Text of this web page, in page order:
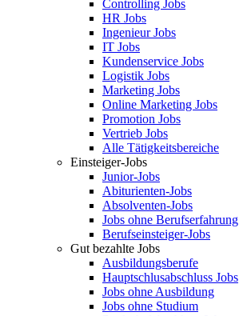
Controlling Jobs
HR Jobs
Ingenieur Jobs
IT Jobs
Kundenservice Jobs
Logistik Jobs
Marketing Jobs
Online Marketing Jobs
Promotion Jobs
Vertrieb Jobs
Alle Tätigkeitsbereiche
Einsteiger-Jobs
Junior-Jobs
Abiturienten-Jobs
Absolventen-Jobs
Jobs ohne Berufserfahrung
Berufseinsteiger-Jobs
Gut bezahlte Jobs
Ausbildungsberufe
Hauptschlusabschluss Jobs
Jobs ohne Ausbildung
Jobs ohne Studium